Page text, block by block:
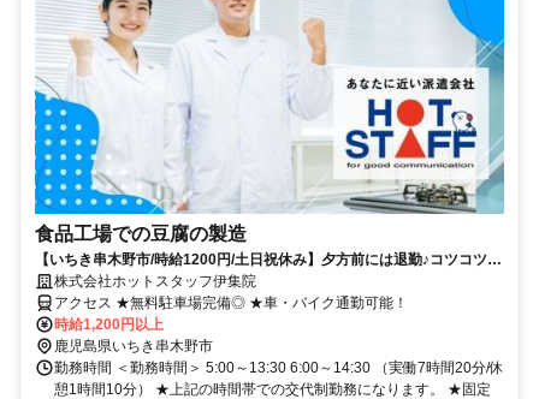
食品工場での豆腐の製造
【いちき串木野市/時給1200円/土日祝休み】夕方前には退勤♪コツコツも
くもく未経験OKの食品製造！
株式会社ホットスタッフ伊集院
アクセス ★無料駐車場完備◎ ★車・バイク通勤可能！
時給1,200円以上
鹿児島県いちき串木野市
勤務時間 ＜勤務時間＞ 5:00～13:30 6:00～14:30 （実働7時間20分/休
憩1時間10分） ★上記の時間帯での交代制勤務になります。 ★固定